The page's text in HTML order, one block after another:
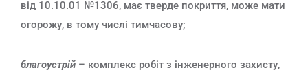
від 10.10.01 №1306, має тверде покриття, може мати
огорожу, в тому числі тимчасову;
благоустрій – комплекс робіт з інженерного захисту,